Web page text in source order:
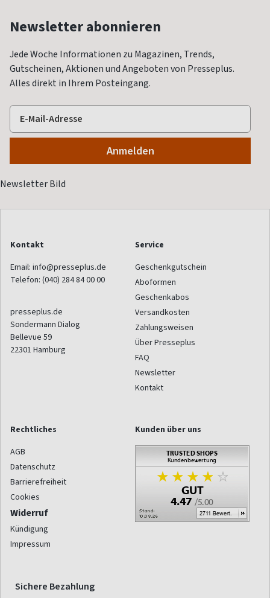
Newsletter abonnieren
Jede Woche Informationen zu Magazinen, Trends,
Gutscheinen, Aktionen und Angeboten von Presseplus.
Alles direkt in Ihrem Posteingang.
Kontakt
Email: info@presseplus.de
Telefon: (040) 284 84 00 00
presseplus.de
Sondermann Dialog
Bellevue 59
22301 Hamburg
Service
Geschenkgutschein
Aboformen
Geschenkabos
Versandkosten
Zahlungsweisen
Über Presseplus
FAQ
Newsletter
Kontakt
Rechtliches
AGB
Datenschutz
Barrierefreiheit
Cookies
Widerruf
Kündigung
Impressum
Kunden über uns
Sichere Bezahlung